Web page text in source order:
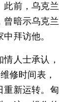
此前，乌克兰
曾暗示乌克兰
拜访他。
人士承认，
修时间表，
重新运转。匈